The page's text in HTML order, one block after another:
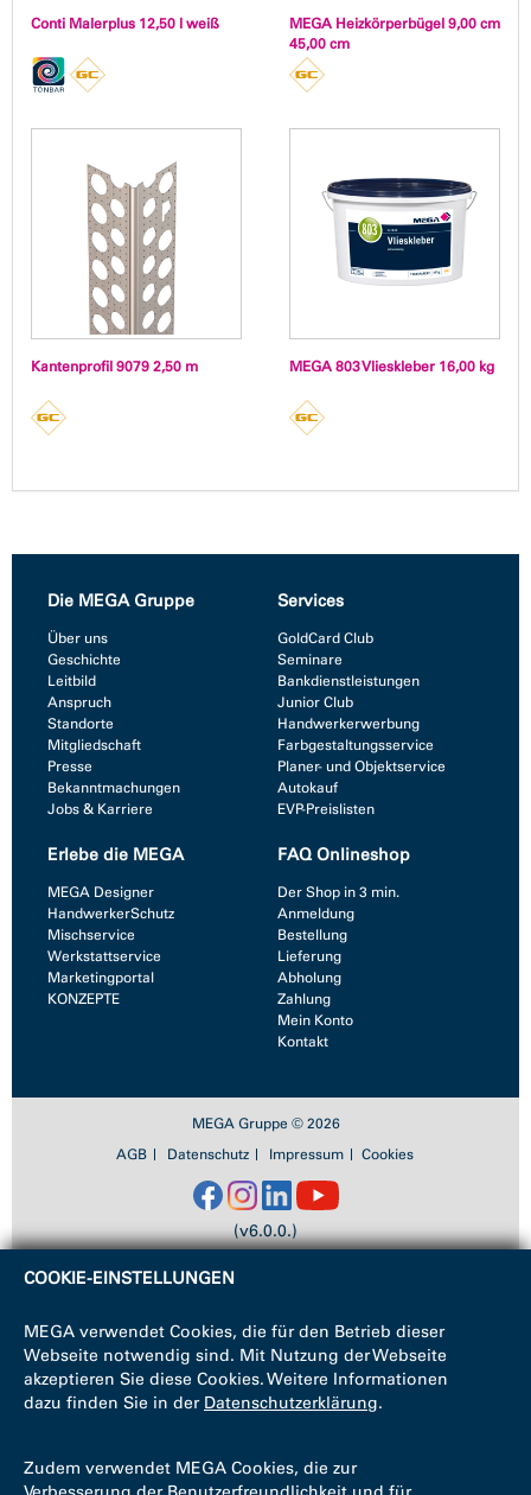
Conti Malerplus 12,50 l weiß
MEGA Heizkörperbügel 9,00 cm
45,00 cm
Kantenprofil 9079 2,50 m MEGA 803 Vlieskleber 16,00 kg
Die MEGA Gruppe
Über uns
Geschichte
Leitbild
Anspruch
Standorte
Mitgliedschaft
Presse
Bekanntmachungen
Jobs & Karriere
Services
GoldCard Club
Seminare
Bankdienstleistungen
Junior Club
Handwerkerwerbung
Farbgestaltungsservice
Planer- und Objektservice
Autokauf
EVP-Preislisten
Erlebe die MEGA
MEGA Designer
HandwerkerSchutz
Mischservice
Werkstattservice
Marketingportal
KONZEPTE
FAQ Onlineshop
Der Shop in 3 min.
Anmeldung
Bestellung
Lieferung
Abholung
Zahlung
Mein Konto
Kontakt
MEGA Gruppe © 2026
AGB
Datenschutz Impressum Cookies
(v6.0.0.)
COOKIE-EINSTELLUNGEN
MEGA verwendet Cookies, die für den Betrieb dieser
Webseite notwendig sind. Mit Nutzung der Webseite
akzeptieren Sie diese Cookies. Weitere Informationen
dazu finden Sie in der Datenschutzerklärung.
Zudem verwendet MEGA Cookies, die zur